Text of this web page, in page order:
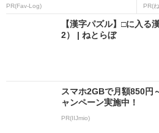
PR(Fav-Log) PR(
【漢字パズル】□に入る
2） | ねとらぼ
スマホ2GBで月額850円
ャンペーン実施中！
PR(IIJmio)